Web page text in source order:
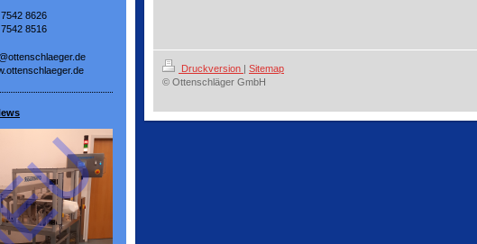
8626
8516
Druckversion | Sitemap
© Ottenschläger GmbH